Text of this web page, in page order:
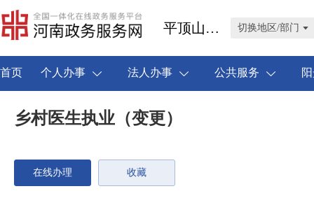
平顶山市舞钢市 切换地区/部门
首页 个人办事 法人办事 公共服务
乡村医生执业（变更）
在线办理 收藏